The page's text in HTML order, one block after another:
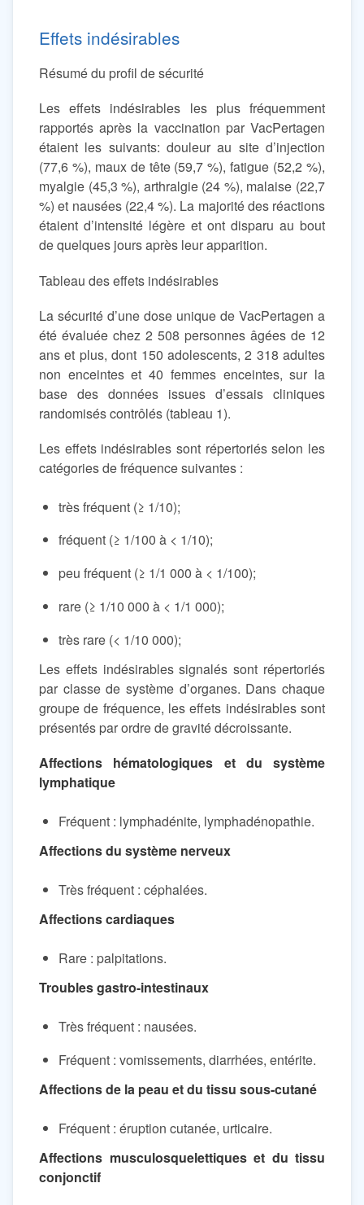
Effets indésirables
Résumé du profil de sécurité
Les effets indésirables les plus fréquemment
rapportés après la vaccination par VacPertagen
étaient les suivants: douleur au site d’injection
(77,6 %), maux de tête (59,7 %), fatigue (52,2 %),
myalgie (45,3 %), arthralgie (24 %), malaise (22,7
%) et nausées (22,4 %). La majorité des réactions
étaient d’intensité légère et ont disparu au bout
de quelques jours après leur apparition.
Tableau des effets indésirables
La sécurité d’une dose unique de VacPertagen a
été évaluée chez 2 508 personnes âgées de 12
ans et plus, dont 150 adolescents, 2 318 adultes
non enceintes et 40 femmes enceintes, sur la
base des données issues d’essais cliniques
randomisés contrôlés (tableau 1).
Les effets indésirables sont répertoriés selon les
catégories de fréquence suivantes :
très fréquent (≥ 1/10);
fréquent (≥ 1/100 à < 1/10);
peu fréquent (≥ 1/1 000 à < 1/100);
rare (≥ 1/10 000 à < 1/1 000);
très rare (< 1/10 000);
Les effets indésirables signalés sont répertoriés
par classe de système d’organes. Dans chaque
groupe de fréquence, les effets indésirables sont
présentés par ordre de gravité décroissante.
Affections hématologiques et du système
lymphatique
Fréquent : lymphadénite, lymphadénopathie.
Affections du système nerveux
Très fréquent : céphalées.
Affections cardiaques
Rare : palpitations.
Troubles gastro-intestinaux
Très fréquent : nausées.
Fréquent : vomissements, diarrhées, entérite.
Affections de la peau et du tissu sous-cutané
Fréquent : éruption cutanée, urticaire.
Affections musculosquelettiques et du tissu
conjonctif